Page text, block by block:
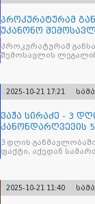
პროკურატურამ
უკანონო
საქართველოს
პროკურატურამ
შემოსავლის
2025-10-21 17:21
ვაჟა სირაძე - 3
კანონდარღვევის
3 დღის
ფაქტი, აქედან
2025-10-21 11:40